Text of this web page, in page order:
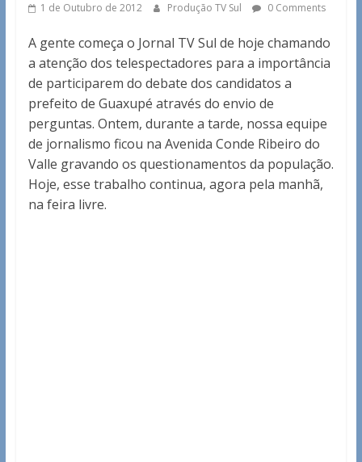
1 de Outubro de 2012 Produção TV Sul 0 Comments
A gente começa o Jornal TV Sul de hoje chamando
a atenção dos telespectadores para a importância
de participarem do debate dos candidatos a
prefeito de Guaxupé através do envio de
perguntas. Ontem, durante a tarde, nossa equipe
de jornalismo ficou na Avenida Conde Ribeiro do
Valle gravando os questionamentos da população.
Hoje, esse trabalho continua, agora pela manhã,
na feira livre.